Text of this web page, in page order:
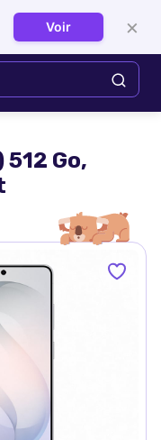
Se connecter
Go,
Voir ×